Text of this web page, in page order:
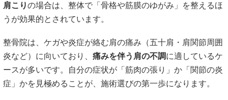
肩こりの場合は、整体で「骨格や筋膜のゆがみ」を整えるほ
うが効果的とされています。
整骨院は、ケガや炎症が絡む肩の痛み（五十肩・肩関節周囲
炎など）に向いており、 痛みを伴う肩の不調に適しているケ
ースが多いです。自分の症状が「筋肉の張り」か「関節の炎
症」かを見極めることが、施術選びの第一歩になります。